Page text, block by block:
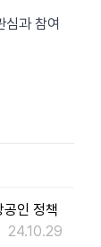
심과 참여
인 정책
24.10.29